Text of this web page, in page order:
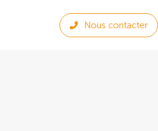
Nous contacter